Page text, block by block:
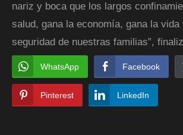
nariz y boca que los largos
salud, gana la economía, gana la vida
seguridad de nuestras familias”,
WhatsApp Facebook
Pinterest LinkedIn